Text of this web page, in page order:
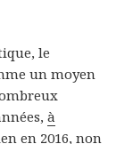
le
un moyen
à
en 2016,non